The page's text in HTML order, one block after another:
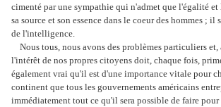
cimenté par une sympathie qui n'admet que l'égalité
sa source et son essence dans le coeur des hommes ; il
de l'intelligence.
Nous tous, nous avons des problèmes particuliers et,
l'intérêt de nos propres citoyens doit, chaque fois,
également vrai qu'il est d'une importance vitale pour
continent que tous les gouvernements américains
immédiatement tout ce qu'il sera possible de faire